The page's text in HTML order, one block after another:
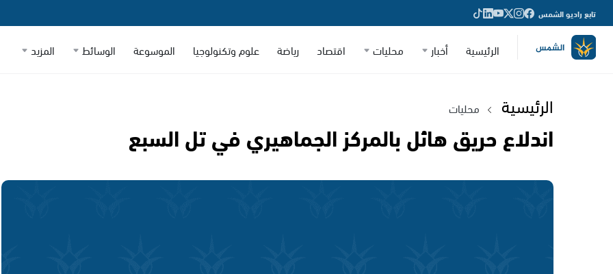
تابع راديو الشمس
الرئيسية أخبار محليات اقتصاد رياضة علوم وتكنولوجيا الموسوعة الوسائط المزيد
الرئيسية محليات
اندلاع حريق هائل بالمركز الجماهيري في تل السبع